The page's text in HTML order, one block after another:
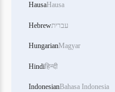
HausaHausa
Hebrewעברית
HungarianMagyar
Hindiहिन्दी
IndonesianBahasa Indonesia